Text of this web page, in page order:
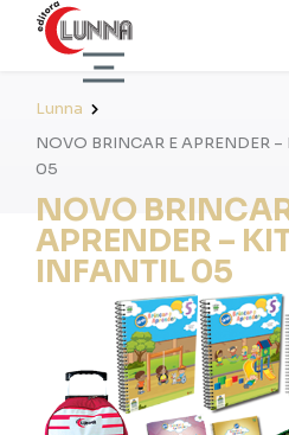
Lunna
NOVO BRINCAR E APRENDER
05
NOVO
APRENDER –
INFANTIL 05